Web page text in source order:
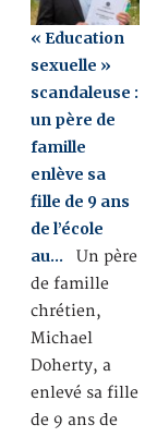
« Education
sexuelle »
scandaleuse :
un père de
famille
enlève sa
fille de 9 ans
de l’école
au… Un père
de famille
chrétien,
Michael
Doherty, a
enlevé sa fille
de 9 ans de